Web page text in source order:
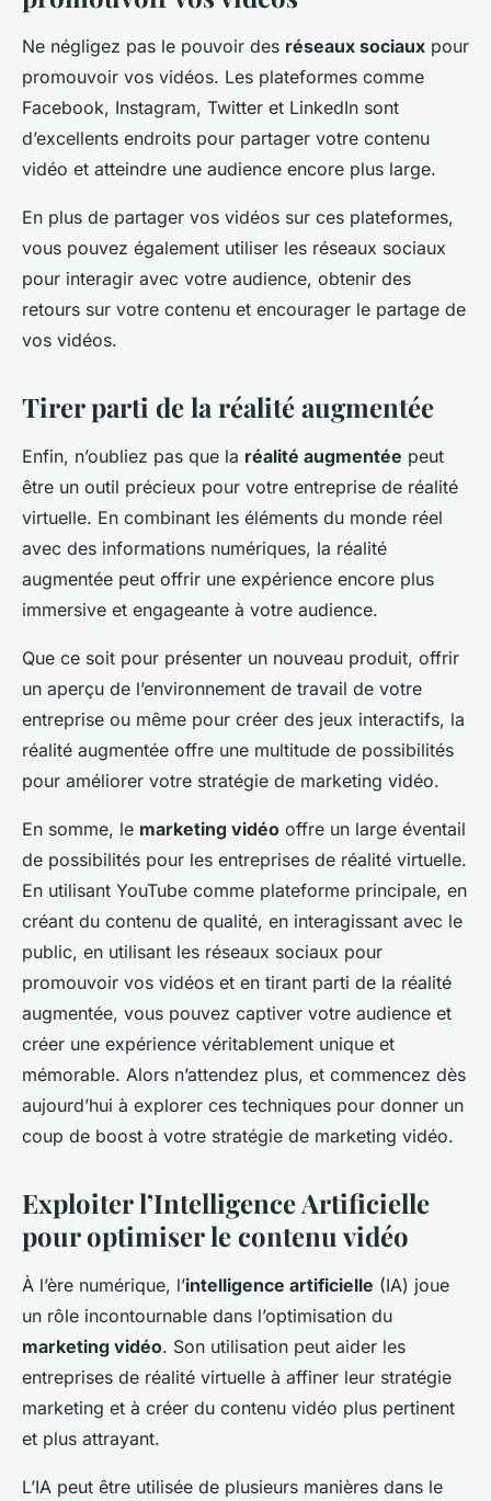
Ne négligez pas le pouvoir des réseaux sociaux pour
promouvoir vos vidéos. Les plateformes comme
Facebook, Instagram, Twitter et LinkedIn sont
d’excellents endroits pour partager votre contenu
vidéo et atteindre une audience encore plus large.
En plus de partager vos vidéos sur ces plateformes,
vous pouvez également utiliser les réseaux sociaux
pour interagir avec votre audience, obtenir des
retours sur votre contenu et encourager le partage de
vos vidéos.
Tirer parti de la réalité augmentée
Enfin, n’oubliez pas que la réalité augmentée peut
être un outil précieux pour votre entreprise de réalité
virtuelle. En combinant les éléments du monde réel
avec des informations numériques, la réalité
augmentée peut offrir une expérience encore plus
immersive et engageante à votre audience.
Que ce soit pour présenter un nouveau produit, offrir
un aperçu de l’environnement de travail de votre
entreprise ou même pour créer des jeux interactifs, la
réalité augmentée offre une multitude de possibilités
pour améliorer votre stratégie de marketing vidéo.
En somme, le marketing vidéo offre un large éventail
de possibilités pour les entreprises de réalité virtuelle.
En utilisant YouTube comme plateforme principale, en
créant du contenu de qualité, en interagissant avec le
public, en utilisant les réseaux sociaux pour
promouvoir vos vidéos et en tirant parti de la réalité
augmentée, vous pouvez captiver votre audience et
créer une expérience véritablement unique et
mémorable. Alors n’attendez plus, et commencez dès
aujourd’hui à explorer ces techniques pour donner un
coup de boost à votre stratégie de marketing vidéo.
Exploiter l’Intelligence Artificielle
pour optimiser le contenu vidéo
À l’ère numérique, l’intelligence artificielle (IA) joue
un rôle incontournable dans l’optimisation du
marketing vidéo. Son utilisation peut aider les
entreprises de réalité virtuelle à affiner leur stratégie
marketing et à créer du contenu vidéo plus pertinent
et plus attrayant.
L’IA peut être utilisée de plusieurs manières dans le